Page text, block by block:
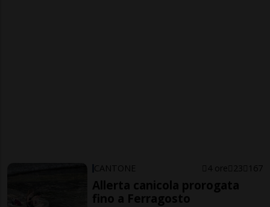
CANTONE 4 ore 23 167
Allerta canicola prorogata
fino a Ferragosto